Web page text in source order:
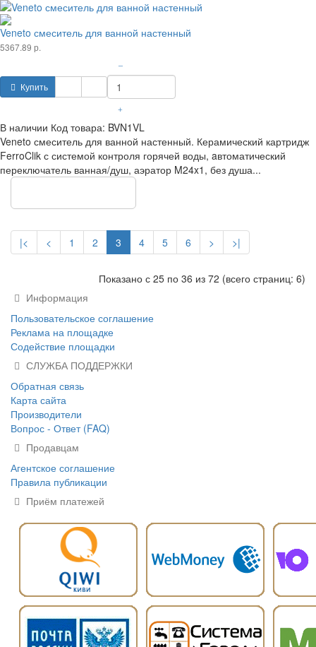
Veneto смеситель для ванной настенный
5367.89 р.
Купить
–
+
В наличии Код товара: BVN1VL
Veneto смеситель для ванной настенный. Керамический картридж
FerroClik с системой контроля горячей воды, aвтоматический
переключатель ванная/душ, аэратор M24x1, без душа...
|< < 1 2 3 4 5 6 > >|
Показано с 25 по 36 из 72 (всего страниц: 6)
Информация
Пользовательское соглашение
Реклама на площадке
Содействие площадки
СЛУЖБА ПОДДЕРЖКИ
Обратная связь
Карта сайта
Производители
Вопрос - Ответ (FAQ)
Продавцам
Агентское соглашение
Правила публикации
Приём платежей